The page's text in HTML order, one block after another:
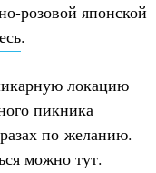
розовой японской
.
локацию
пикника
по желанию.
можно тут.